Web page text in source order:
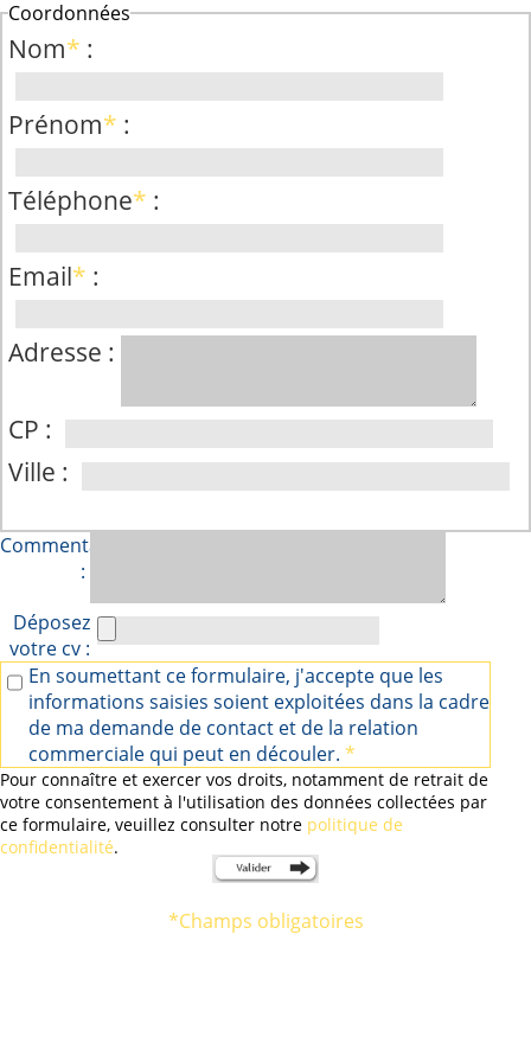
Coordonnées
Nom* :
Prénom* :
Téléphone* :
Email* :
Adresse :
CP :
Ville :
Commentaires
:
Déposez
votre cv :
En soumettant ce formulaire, j'accepte que les
informations saisies soient exploitées dans la cadre
de ma demande de contact et de la relation
commerciale qui peut en découler. *
Pour connaître et exercer vos droits, notamment de retrait de
votre consentement à l'utilisation des données collectées par
ce formulaire, veuillez consulter notre politique de
confidentialité.
*Champs obligatoires